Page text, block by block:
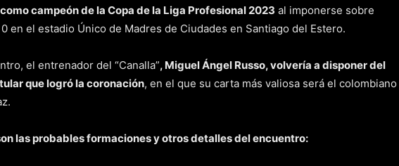
como campeón de la Copa de la Liga Profesional 2023 al imponerse sobre
en el estadio Único de Madres de Ciudades en Santiago del Estero.
el entrenador del “Canalla”, Miguel Ángel Russo, volvería a disponer del
que logró la coronación, en el que su carta más valiosa será el colombiano
las probables formaciones y otros detalles del encuentro: